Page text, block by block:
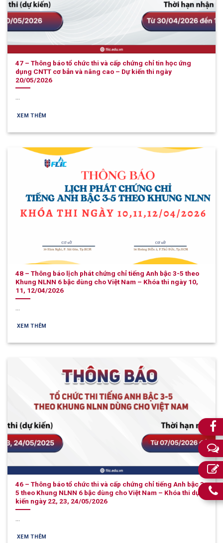
47 – Thông báo tổ chức thi và cấp chứng chỉ tin học ứng
dụng CNTT cơ bản và nâng cao – Dự kiến thi ngày
20/05/2026
...
XEM THÊM
48 – Thông báo lịch phát chứng chỉ tiếng Anh bậc 3-5 theo
Khung NLNN 6 bậc dùng cho Việt Nam – Khóa thi ngày 10,
11, 12/04/2026
XEM THÊM
46 – Thông báo tổ chức thi và cấp chứng chỉ tiếng Anh bậc 3-
5 theo Khung NLNN 6 bậc dùng cho Việt Nam – Khóa thi dự
kiến ngày 22, 23, 24/05/2026
XEM THÊM